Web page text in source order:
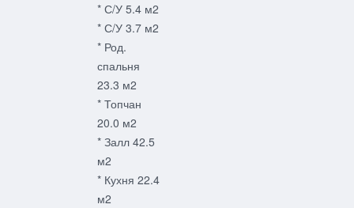
* С/У 5.4 м2
* С/У 3.7 м2
* Род.
спальня
23.3 м2
* Топчан
20.0 м2
* Залл 42.5
м2
* Кухня 22.4
м2